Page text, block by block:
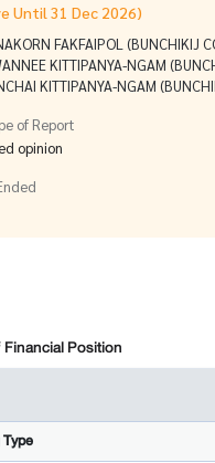
Until 31 Dec 2026)
FAKFAIPOL (BUNCHIKIJ
KITTIPANYA-NGAM
KITTIPANYA-NGAM
of Report
opinion
Position